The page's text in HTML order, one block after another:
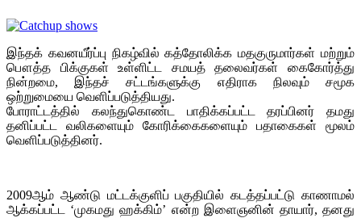
இந்தக் கவனயீர்ப்பு நிகழ்வில் கத்தோலிக்க மதகுருமார்கள் மற்றும்
பௌத்த பிக்குகள் உள்ளிட்ட சமயத் தலைவர்கள் கைகோர்த்து
நின்றமை, இந்தச் சட்டங்களுக்கு எதிராக நிலவும் சமூக
ஒற்றுமையை வெளிப்படுத்தியது.
போராட்டத்தில் கலந்துகொண்ட பாதிக்கப்பட்ட தரப்பினர் தமது
தனிப்பட்ட வலிகளையும் கோரிக்கைகளையும் பதாகைகள் மூலம்
வெளிப்படுத்தினர்.
2009ஆம் ஆண்டு மட்டக்குளிப் பகுதியில் கடத்தப்பட்டு காணாமல்
ஆக்கப்பட்ட ‘முகமது ஹக்கிம்’ என்ற இளைஞனின் தாயார், தனது